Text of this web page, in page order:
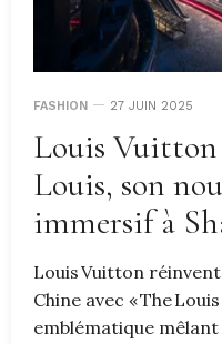
FASHION 27 JUIN 2025
Louis Vuitton
Louis, son
immersif à
Louis Vuitton
Chine avec « The
emblématique